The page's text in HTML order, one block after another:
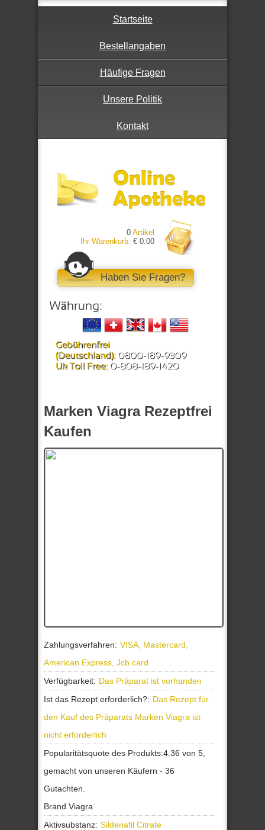
Startseite
Bestellangaben
Häufige Fragen
Unsere Politik
Kontakt
0Artikel
Ihr Warenkorb: € 0.00
Haben Sie Fragen?
Marken Viagra Rezeptfrei
Kaufen
Zahlungsverfahren: VISA, Mastercard,
American Express, Jcb card
Verfügbarkeit: Das Präparat ist vorhanden
Ist das Rezept erforderlich?: Das Rezept für
den Kauf des Präparats Marken Viagra ist
nicht erforderlich
Popularitätsquote des Produkts:4.36 von 5
gemacht von unseren Käufern - 36
Gutachten.
Brand Viagra
Aktivsubstanz: Sildenafil Citrate